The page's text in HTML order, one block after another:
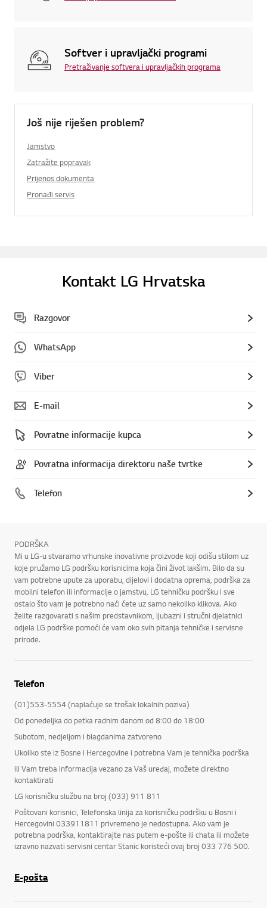
Softver i upravljački programi
Pretraživanje softvera i upravljačkih programa
Još nije riješen problem?
Jamstvo
Zatražite popravak
Prijenos dokumenta
Pronađi servis
Kontakt LG Hrvatska
Razgovor
WhatsApp
Viber
E-mail
Povratne informacije kupca
Povratna informacija direktoru naše tvrtke
Telefon
PODRŠKA
Mi u LG-u stvaramo vrhunske inovativne proizvode koji odišu stilom uz
koje pružamo LG podršku korisnicima koja čini život lakšim. Bilo da su
vam potrebne upute za uporabu, dijelovi i dodatna oprema, podrška za
mobilni telefon ili informacije o jamstvu, LG tehničku podršku i sve
ostalo što vam je potrebno naći ćete uz samo nekoliko klikova. Ako
želite razgovarati s našim predstavnikom, ljubazni i stručni djelatnici
odjela LG podrške pomoći će vam oko svih pitanja tehničke i servisne
prirode.
Telefon
(01)553-5554 (naplaćuje se trošak lokalnih poziva)
Od ponedeljka do petka radnim danom od 8:00 do 18:00
Subotom, nedjeljom i blagdanima zatvoreno
Ukoliko ste iz Bosne i Hercegovine i potrebna Vam je tehnička podrška
ili Vam treba informacija vezano za Vaš uređaj, možete direktno
kontaktirati
LG korisničku službu na broj (033) 911 811
Poštovani korisnici, Telefonska linija za korisničku podršku u Bosni i
Hercegovini 033911811 privremeno je nedostupna. Ako vam je
potrebna podrška, kontaktirajte nas putem e-pošte ili chata ili možete
izravno nazvati servisni centar Stanic koristeći ovaj broj 033 776 500.
E-pošta